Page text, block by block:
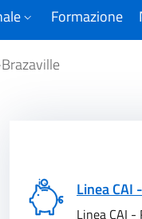
Formazione
Linea CAI
Linea CAI